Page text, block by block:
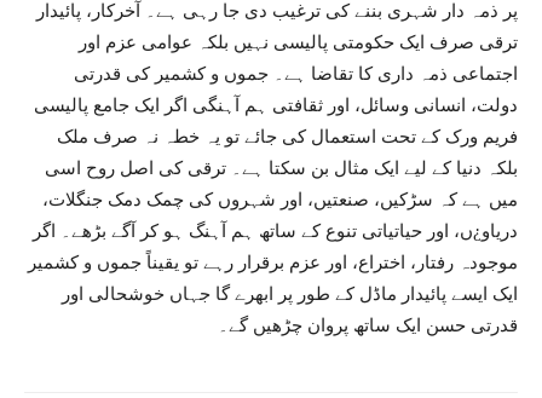
پر ذمہ دار شہری بننے کی ترغیب دی جا رہی ہے۔ آخرکار، پائیدار
ترقی صرف ایک حکومتی پالیسی نہیں بلکہ عوامی عزم اور
اجتماعی ذمہ داری کا تقاضا ہے۔ جموں و کشمیر کی قدرتی
دولت، انسانی وسائل، اور ثقافتی ہم آہنگی اگر ایک جامع پالیسی
فریم ورک کے تحت استعمال کی جائے تو یہ خطہ نہ صرف ملک
بلکہ دنیا کے لیے ایک مثال بن سکتا ہے۔ ترقی کی اصل روح اسی
میں ہے کہ سڑکیں، صنعتیں، اور شہروں کی چمک دمک جنگلات،
دریاو¿ں، اور حیاتیاتی تنوع کے ساتھ ہم آہنگ ہو کر آگے بڑھے۔ اگر
موجودہ رفتار، اختراع، اور عزم برقرار رہے تو یقیناً جموں و کشمیر
ایک ایسے پائیدار ماڈل کے طور پر ابھرے گا جہاں خوشحالی اور
قدرتی حسن ایک ساتھ پروان چڑھیں گے۔